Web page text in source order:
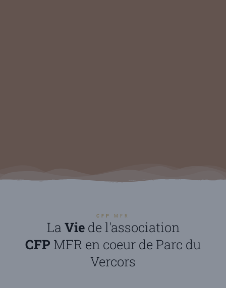
CFP MFR
La Viede l'association
CFP MFR en coeur de Parc du
Vercors